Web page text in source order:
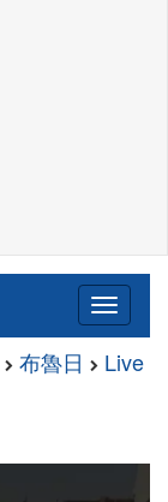
布魯日 Live